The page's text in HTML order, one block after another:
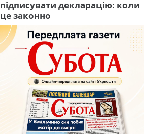
підписувати декларацію: коли
це законно